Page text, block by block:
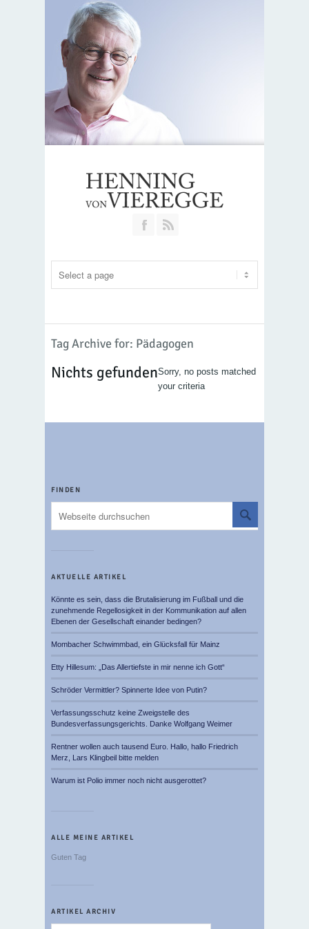
Join our Facebook Group
Tag Archive for: Pädagogen
Nichts gefundenSorry, no posts matched
your criteria
FINDEN
AKTUELLE ARTIKEL
Könnte es sein, dass die Brutalisierung im Fußball und die
zunehmende Regellosigkeit in der Kommunikation auf allen
Ebenen der Gesellschaft einander bedingen?
Mombacher Schwimmbad, ein Glücksfall für Mainz
Etty Hillesum: „Das Allertiefste in mir nenne ich Gott“
Schröder Vermittler? Spinnerte Idee von Putin?
Verfassungsschutz keine Zweigstelle des
Bundesverfassungsgerichts. Danke Wolfgang Weimer
Rentner wollen auch tausend Euro. Hallo, hallo Friedrich
Merz, Lars Klingbeil bitte melden
Warum ist Polio immer noch nicht ausgerottet?
ALLE MEINE ARTIKEL
Guten Tag
ARTIKEL ARCHIV